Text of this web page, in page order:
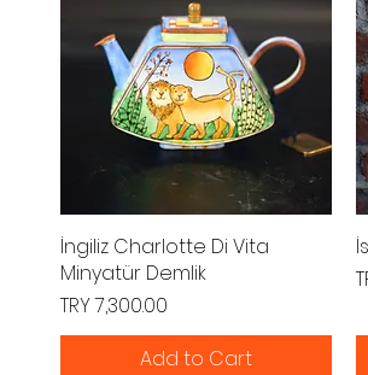
Quick View
İngiliz Charlotte Di Vita
Minyatür Demlik
Price
TRY 7,300.00
Add to Cart